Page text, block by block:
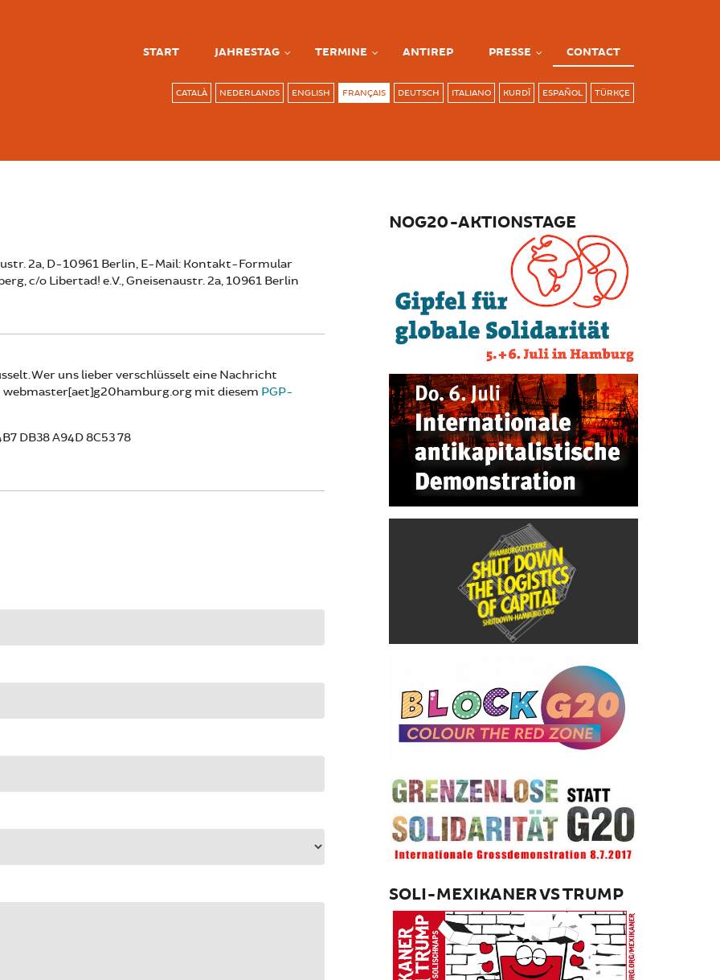
START JAHRESTAG TERMINE ANTIREP PRESSE CONTACT
CATALÀ NEDERLANDS ENGLISH FRANÇAIS DEUTSCH ITALIANO KURDÎ ESPAÑOL TÜRKÇE
2a, D-10961 Berlin, E-Mail: Kontakt-Formular
c/o Libertad! e.V., Gneisenaustr. 2a, 10961 Berlin
Wer uns lieber verschlüsselt eine Nachricht
webmaster[aet]g20hamburg.org mit diesem PGP-
DB38 A94D 8C53 78
NOG20-AKTIONSTAGE
SOLI-MEXIKANER VS TRUMP